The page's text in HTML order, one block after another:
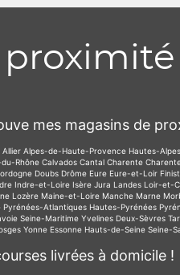
proximité
mes magasins de
Allier Alpes-de-Haute-Provence Hautes-Alpes
Rhône Calvados Cantal Charente
Doubs Drôme Eure Eure-et-Loir
Indre-et-Loire Isère Jura Landes Loir-et-
Lozère Maine-et-Loire Manche Marne
Pyrénées-Atlantiques Hautes-Pyrénées
Seine-Maritime Yvelines Deux-Sèvres
Yonne Essonne Hauts-de-Seine Seine-
livrées à domicile !